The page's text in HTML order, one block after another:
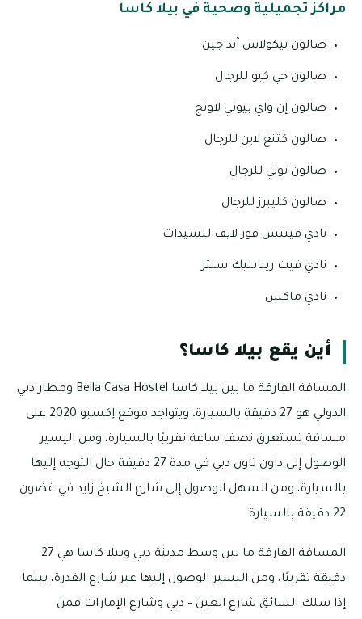
مراكز تجميلية وصحية في بيلا كاسا
صالون نيكولاس آند جين
صالون جي كيو للرجال
صالون إن واي بيوتي لاونج
صالون كتنغ لاين للرجال
صالون توني للرجال
صالون كليبرز للرجال
نادي فيتنس فور لايف للسيدات
نادي فيت ريبابليك سنتر
نادي ماكس
أين يقع بيلا كاسا؟
المسافة الفارقة ما بين بيلا كاسا Bella Casa Hostel ومطار دبي
الدولي هو 27 دقيقة بالسيارة، ويتواجد موقع إكسبو 2020 على
مسافة تستغرق نصف ساعة تقريبًا بالسيارة، ومن اليسير
الوصول إلى داون تاون دبي في مدة 27 دقيقة حال التوجه إليها
بالسيارة، ومن السهل الوصول إلى شارع الشيخ زايد في غضون
22 دقيقة بالسيارة.
المسافة الفارقة ما بين وسط مدينة دبي وبيلا كاسا هي 27
دقيقة تقريبًا، ومن اليسير الوصول إليها عبر شارع القدرة، بينما
إذا سلك السائق شارع العين – دبي وشارع الإمارات فمن